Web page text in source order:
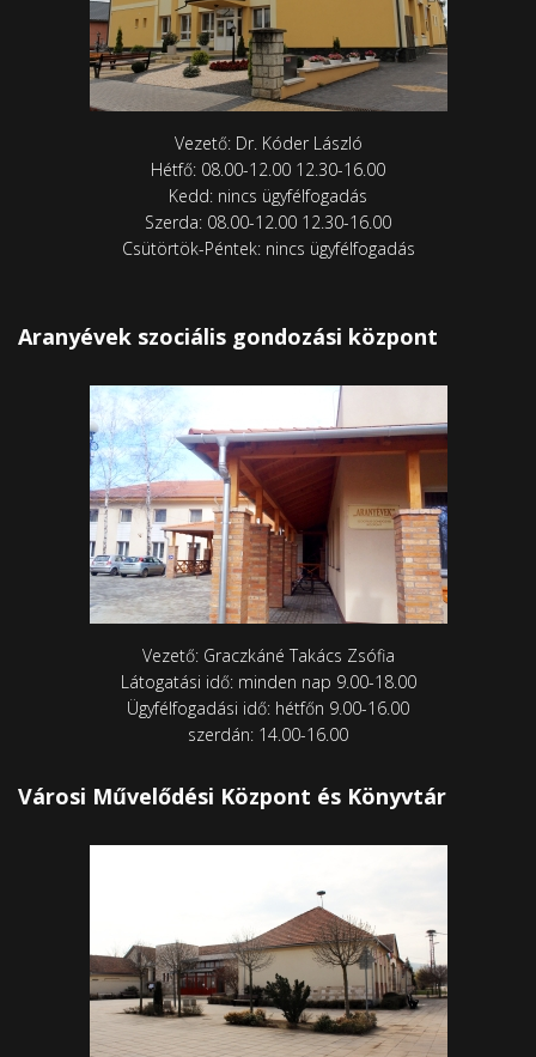
Vezető: Dr. Kóder László
Hétfő: 08.00-12.00 12.30-16.00
Kedd: nincs ügyfélfogadás
Szerda: 08.00-12.00 12.30-16.00
Csütörtök-Péntek: nincs ügyfélfogadás
Aranyévek szociális gondozási központ
Vezető: Graczkáné Takács Zsófia
Látogatási idő: minden nap 9.00-18.00
Ügyfélfogadási idő: hétfőn 9.00-16.00
szerdán: 14.00-16.00
Városi Művelődési Központ és Könyvtár